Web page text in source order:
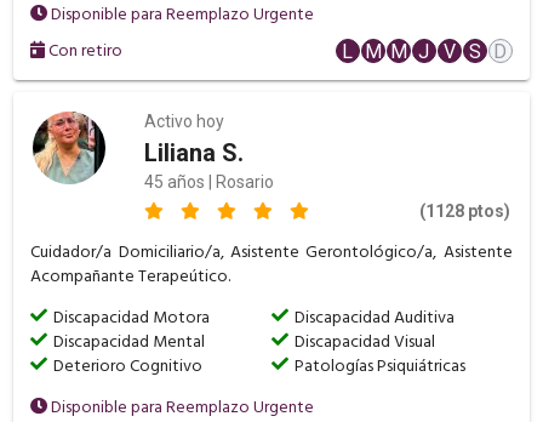
Disponible para Reemplazo Urgente
Con retiro
L M M J V S D
Activo hoy
Liliana S.
45 años | Rosario
(1128 ptos)
Cuidador/a Domiciliario/a, Asistente Gerontológico/a, Asistente
Acompañante Terapeútico.
Discapacidad Motora
Discapacidad Auditiva
Discapacidad Mental
Discapacidad Visual
Deterioro Cognitivo
Patologías Psiquiátricas
Disponible para Reemplazo Urgente